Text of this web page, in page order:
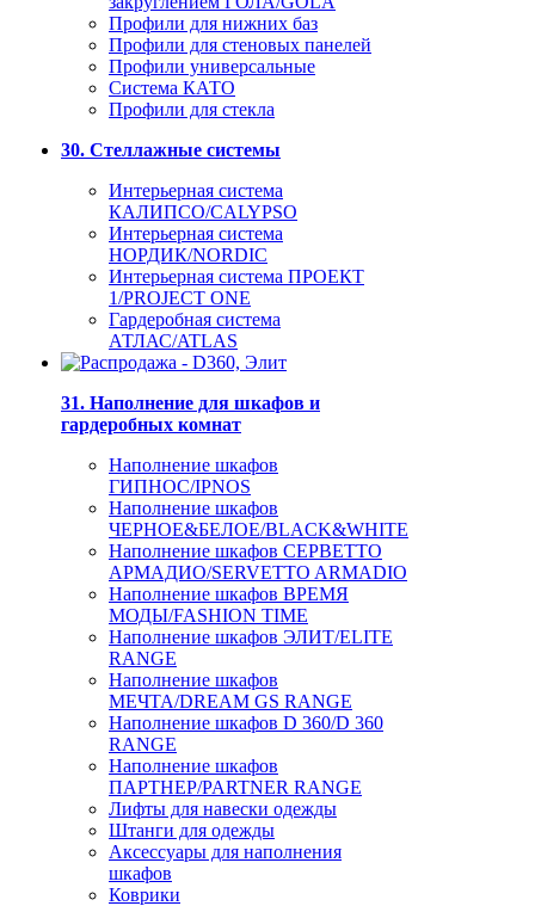
Профили для нижних баз
Профили для стеновых панелей
Профили универсальные
Система КАТО
Профили для стекла
30. Стеллажные системы
Интерьерная система
КАЛИПСО/CALYPSO
Интерьерная система
НОРДИК/NORDIC
Интерьерная система ПРОЕКТ
1/PROJECT ONE
Гардеробная система
АТЛАС/ATLAS
31. Наполнение для шкафов и
гардеробных комнат
Наполнение шкафов
ГИПНОС/IPNOS
Наполнение шкафов
ЧЕРНОЕ&БЕЛОЕ/BLACK&WHITE
Наполнение шкафов СЕРВЕТТО
АРМАДИО/SERVETTO ARMADIO
Наполнение шкафов ВРЕМЯ
МОДЫ/FASHION TIME
Наполнение шкафов ЭЛИТ/ELITE
RANGE
Наполнение шкафов
МЕЧТА/DREAM GS RANGE
Наполнение шкафов D 360/D 360
RANGE
Наполнение шкафов
ПАРТНЕР/PARTNER RANGE
Лифты для навески одежды
Штанги для одежды
Аксессуары для наполнения
шкафов
Коврики